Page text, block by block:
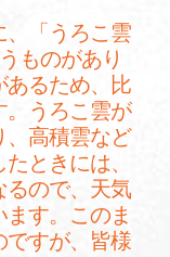
、「うろこ雲
ものがあり
あるため、比
うろこ雲が
高積雲など
ときには、
ので、天気
す。このま
ですが、皆様